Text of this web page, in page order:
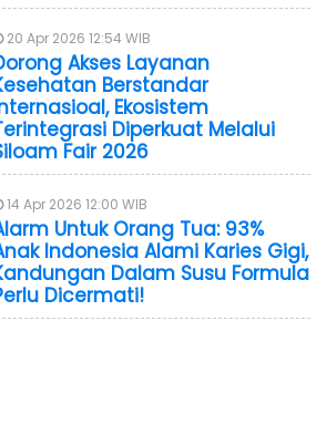
20 Apr 2026 12:54 WIB
Akses Layanan
Berstandar
Ekosistem
Diperkuat Melalui
Fair 2026
14 Apr 2026 12:00 WIB
Untuk Orang Tua: 93%
Indonesia Alami Karies Gigi,
Dalam Susu Formula
Dicermati!